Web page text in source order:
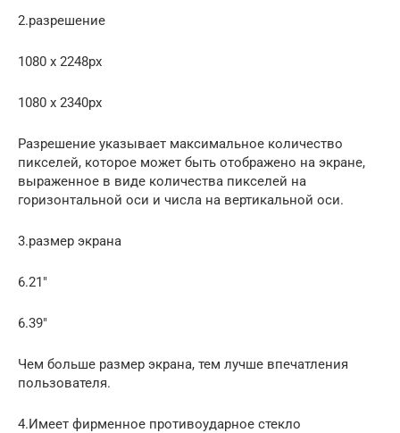
2.разрешение
1080 x 2248px
1080 x 2340px
Разрешение указывает максимальное количество
пикселей, которое может быть отображено на экране,
выраженное в виде количества пикселей на
горизонтальной оси и числа на вертикальной оси.
3.размер экрана
6.21″
6.39″
Чем больше размер экрана, тем лучше впечатления
пользователя.
4.Имеет фирменное противоударное стекло